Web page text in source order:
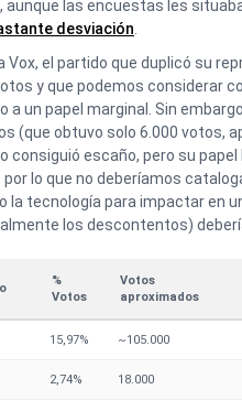
aunque las encuestas les
desviación.
Vox, el partido que duplicó su
y que podemos considerar
a un papel marginal. Sin
(que obtuvo solo 6.000 votos,
consiguió escaño, pero su
por lo que no deberíamos
la tecnología para impactar en
los descontentos)
%
Votos
Votos
aproximados
15,97% ~105.000
2,74% 18.000